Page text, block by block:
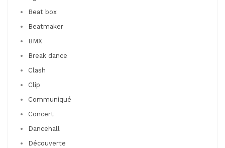
Beat box
Beatmaker
BMX
Break dance
Clash
Clip
Communiqué
Concert
Dancehall
Découverte